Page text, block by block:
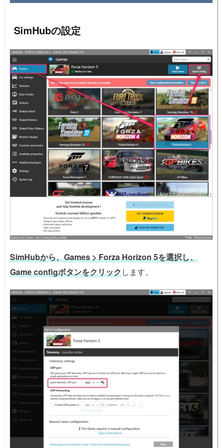
SimHubの設定
SimHubから、Games > Forza Horizon 5を選択し、
Game configボタンをクリックします。